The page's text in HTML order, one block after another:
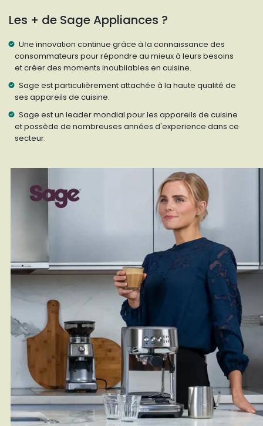
Les + de Sage Appliances ?
Une innovation continue grâce à la connaissance des
consommateurs pour répondre au mieux à leurs besoins
et créer des moments inoubliables en cuisine.
Sage est particulièrement attachée à la haute qualité de
ses appareils de cuisine.
Sage est un leader mondial pour les appareils de cuisine
et possède de nombreuses années d'experience dans ce
secteur.